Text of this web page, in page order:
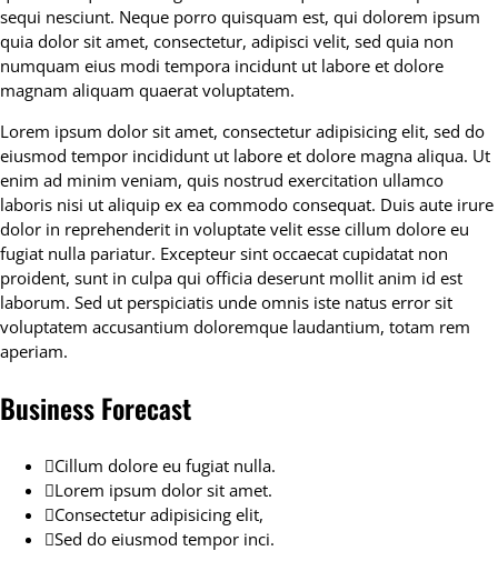
sequi nesciunt. Neque porro quisquam est, qui dolorem ipsum
quia dolor sit amet, consectetur, adipisci velit, sed quia non
numquam eius modi tempora incidunt ut labore et dolore
magnam aliquam quaerat voluptatem.
Lorem ipsum dolor sit amet, consectetur adipisicing elit, sed do
eiusmod tempor incididunt ut labore et dolore magna aliqua. Ut
enim ad minim veniam, quis nostrud exercitation ullamco
laboris nisi ut aliquip ex ea commodo consequat. Duis aute irure
dolor in reprehenderit in voluptate velit esse cillum dolore eu
fugiat nulla pariatur. Excepteur sint occaecat cupidatat non
proident, sunt in culpa qui officia deserunt mollit anim id est
laborum. Sed ut perspiciatis unde omnis iste natus error sit
voluptatem accusantium doloremque laudantium, totam rem
aperiam.
Business Forecast
Cillum dolore eu fugiat nulla.
Lorem ipsum dolor sit amet.
Consectetur adipisicing elit,
Sed do eiusmod tempor inci.